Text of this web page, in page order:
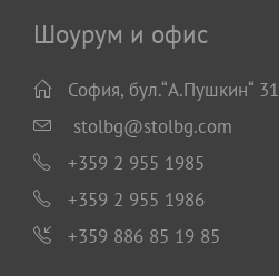
Шоурум и офис
София, бул.“А.Пушкин“ 31
stolbg@stolbg.com
+359 2 955 1985
+359 2 955 1986
+359 886 85 19 85